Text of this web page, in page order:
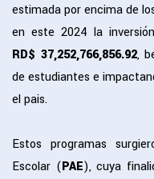
estimada por encima de
en este 2024 la
RD$ 37,252,766,856.92,
de estudiantes e
el pais.
Estos programas
Escolar (PAE), cuya